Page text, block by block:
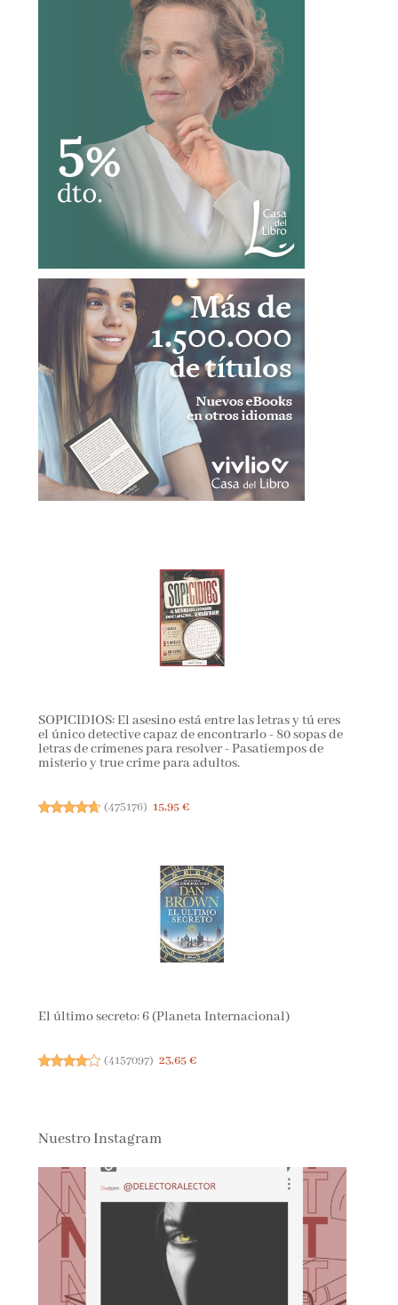
SOPICIDIOS: El asesino está entre las letras y tú eres
el único detective capaz de encontrarlo - 80 sopas de
letras de crímenes para resolver - Pasatiempos de
misterio y true crime para adultos.
(475176) 15,95 €
El último secreto: 6 (Planeta Internacional)
(4157097) 23,65 €
Nuestro Instagram